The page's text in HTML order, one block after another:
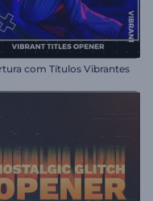
com Títulos Vibrantes